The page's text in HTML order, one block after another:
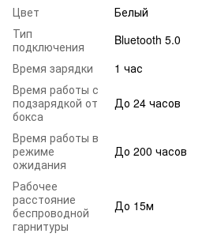
Цвет
Белый
Тип
подключения
Bluetooth 5.0
Время зарядки
1 час
Время работы с
подзарядкой от
бокса
До 24 часов
Время работы в
режиме
ожидания
До 200 часов
Рабочее
расстояние
беспроводной
гарнитуры
До 15м